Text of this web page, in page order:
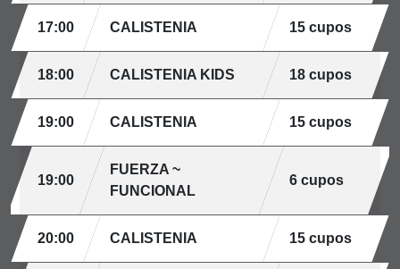
17:00 CALISTENIA 15 cupos
18:00 CALISTENIA KIDS 18 cupos
19:00 CALISTENIA 15 cupos
19:00
FUERZA ~
FUNCIONAL
6 cupos
20:00 CALISTENIA 15 cupos